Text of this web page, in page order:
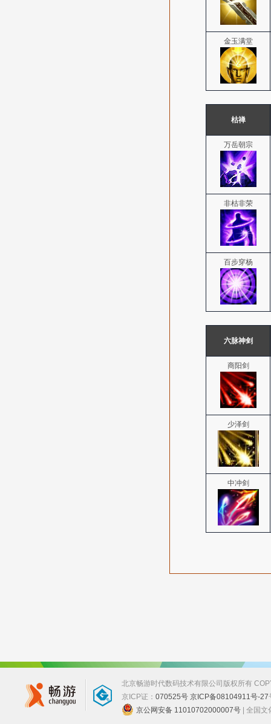
金玉满堂
枯禅
万岳朝宗
非枯非荣
百步穿杨
六脉神剑
商阳剑
少泽剑
中冲剑
北京畅游时代数码技术有限公司版权所有
京ICP证： 070525号 京ICP备08104911号-27
京公网安备 11010702000007号 | 全国